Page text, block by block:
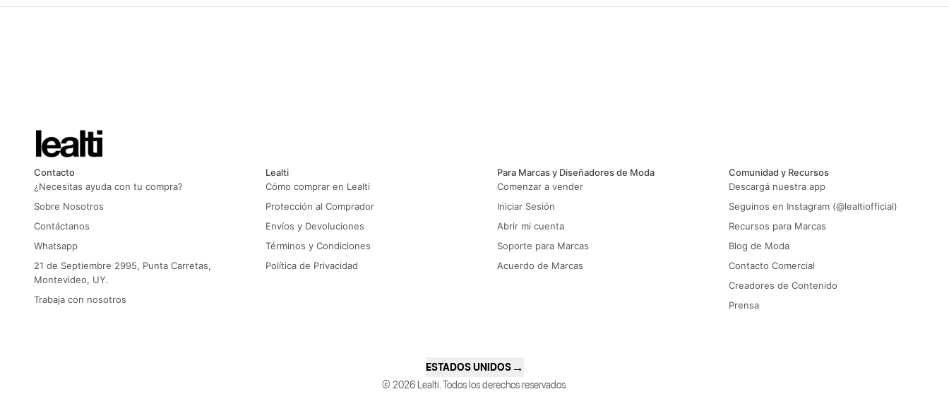
Contacto
¿Necesitas ayuda con tu compra?
Sobre Nosotros
Contáctanos
Whatsapp
21 de Septiembre 2995, Punta Carretas,
Montevideo, UY.
Trabaja con nosotros
Lealti
Cómo comprar en Lealti
Protección al Comprador
Envíos y Devoluciones
Términos y Condiciones
Política de Privacidad
Para Marcas y Diseñadores de Moda
Comenzar a vender
Iniciar Sesión
Abrir mi cuenta
Soporte para Marcas
Acuerdo de Marcas
Comunidad y Recursos
Descargá nuestra app
Seguinos en Instagram (@lealtiofficial)
Recursos para Marcas
Blog de Moda
Contacto Comercial
Creadores de Contenido
Prensa
ESTADOS UNIDOS→
© 2026 Lealti. Todos los derechos reservados.